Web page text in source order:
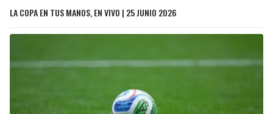
LA COPA EN TUS MANOS, EN VIVO | 25 JUNIO 2026